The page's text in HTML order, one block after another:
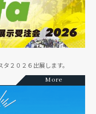
２０２６出展します。
More